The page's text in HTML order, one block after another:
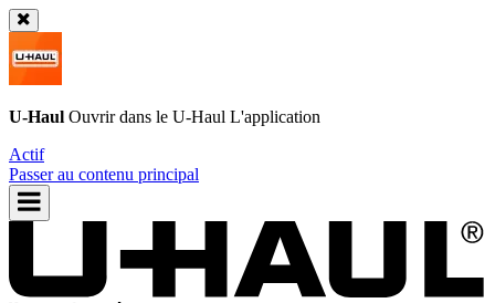
U-Haul Ouvrir dans le U-Haul L'application
Actif
Passer au contenu principal